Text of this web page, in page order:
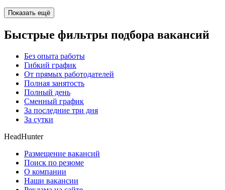
Показать ещё
Быстрые фильтры подбора вакансий
Без опыта работы
Гибкий график
От прямых работодателей
Полная занятость
Полный день
Сменный график
За последние три дня
За сутки
HeadHunter
Размещение вакансий
Поиск по резюме
О компании
Наши вакансии